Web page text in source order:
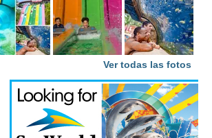
Ver todas las fotos